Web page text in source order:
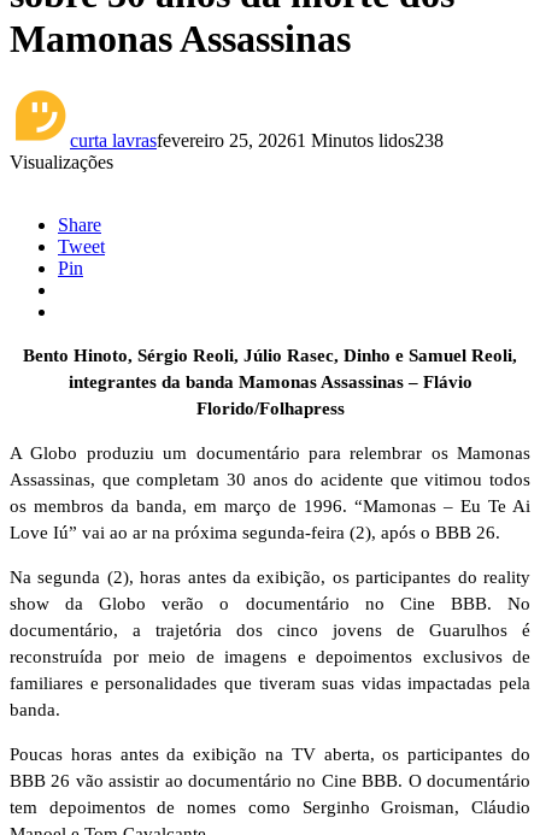
Mamonas Assassinas
curta lavrasfevereiro 25, 20261 Minutos lidos238
Visualizações
Share
Tweet
Pin
Bento Hinoto, Sérgio Reoli, Júlio Rasec, Dinho e Samuel Reoli,
integrantes da banda Mamonas Assassinas – Flávio
Florido/Folhapress
A Globo produziu um documentário para relembrar os Mamonas
Assassinas, que completam 30 anos do acidente que vitimou todos
os membros da banda, em março de 1996. “Mamonas – Eu Te Ai
Love Iú” vai ao ar na próxima segunda-feira (2), após o BBB 26.
Na segunda (2), horas antes da exibição, os participantes do reality
show da Globo verão o documentário no Cine BBB. No
documentário, a trajetória dos cinco jovens de Guarulhos é
reconstruída por meio de imagens e depoimentos exclusivos de
familiares e personalidades que tiveram suas vidas impactadas pela
banda.
Poucas horas antes da exibição na TV aberta, os participantes do
BBB 26 vão assistir ao documentário no Cine BBB. O documentário
tem depoimentos de nomes como Serginho Groisman, Cláudio